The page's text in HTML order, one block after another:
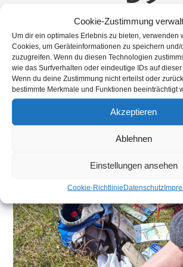
Cookie-Zustimmung
Um dir ein optimales Erlebnis zu bieten, verwenden
Cookies, um Geräteinformationen zu speichern und/
zuzugreifen. Wenn du diesen Technologien
wie das Surfverhalten oder eindeutige IDs auf dieser
Wenn du deine Zustimmung nicht erteilst oder
bestimmte Merkmale und Funktionen beeinträchtigt
Akzeptieren
Ablehnen
Einstellungen ansehen
Cookie-RichtlinieDatenschutz
IMG-20250511-WA0039